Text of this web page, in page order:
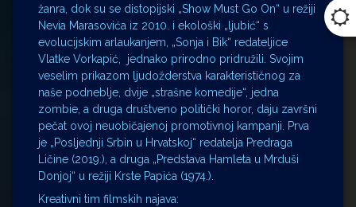
žanra, dok su se distopijski „Show Must Go On“ u režiji
Nevia Marasovića iz 2010. i ekološki „ljubić“ s
evolucijskim arlaukanjem, „Sonja i Bik“ redateljice
Vlatke Vorkapić, jednako prirodno pridružili. Svojim
veselim prikazom ljudožderstva karakterističnog za
naše podneblje, dvije „strašne komedije“, jedna
zombie, a druga društveno politički horor, daju završni
pečat ovoj neuobičajenoj promotivnoj kampanji. Prva
je „Posljednji Srbin u Hrvatskoj“ redatelja Predraga
Ličine (2019.), a druga „Predstava Hamleta u Mrduši
Donjoj“ u režiji Krste Papića (1974.).
Kreativni tim filmskih najava: